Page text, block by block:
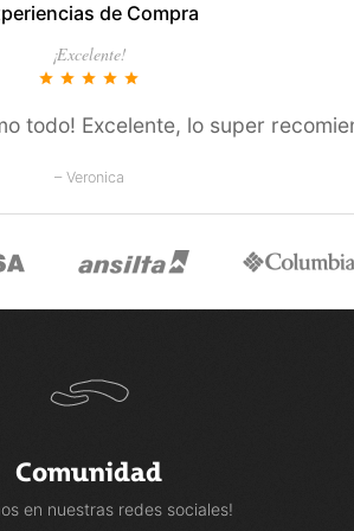
de Compra
¡Excelente!
star star star star star
todo! Excelente, lo super
– Veronica
Comunidad
en nuestras redes sociales!